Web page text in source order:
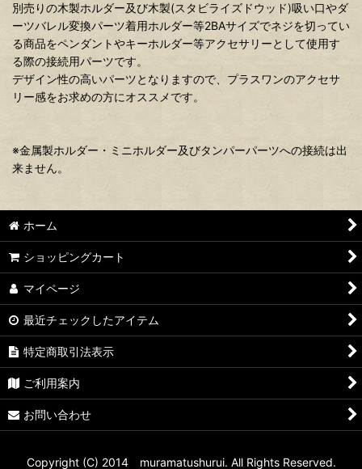
別売りの木製ホルダー及び木製(スタビライズドウッド)吸い口やダ
ーツバレル変換パーツ着用ホルダー等2BAサイズでネジを切ってい
る商品をペンダントやキーホルダー等アクセサリーとして使用す
る際の接続用パーツです。
デザイン性の高いパーツとなりますので、プラスワンのアクセサ
リー感をお求めの方にオススメです。
※金属製ホルダー・ミニホルダー及びタンパーパーツへの接続は出
来ません。
ホーム
ショッピングカート
マイページ
最近チェックしたアイテム
特定商取引法表示
ご利用案内
お問い合わせ
Copyright (C) 2014 muramatushurui. All Rights Reserved.